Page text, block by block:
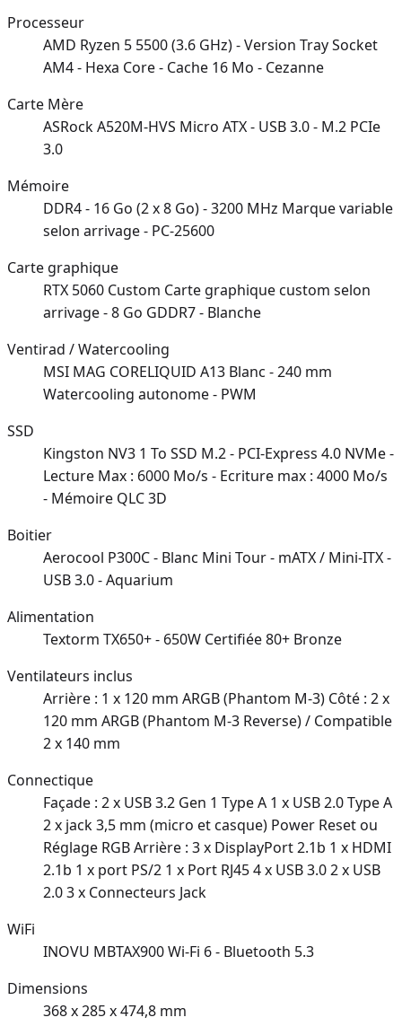
Processeur
AMD Ryzen 5 5500 (3.6 GHz) - Version Tray Socket
AM4 - Hexa Core - Cache 16 Mo - Cezanne
Carte Mère
ASRock A520M-HVS Micro ATX - USB 3.0 - M.2 PCIe
3.0
Mémoire
DDR4 - 16 Go (2 x 8 Go) - 3200 MHz Marque variable
selon arrivage - PC-25600
Carte graphique
RTX 5060 Custom Carte graphique custom selon
arrivage - 8 Go GDDR7 - Blanche
Ventirad / Watercooling
MSI MAG CORELIQUID A13 Blanc - 240 mm
Watercooling autonome - PWM
SSD
Kingston NV3 1 To SSD M.2 - PCI-Express 4.0 NVMe -
Lecture Max : 6000 Mo/s - Ecriture max : 4000 Mo/s
- Mémoire QLC 3D
Boitier
Aerocool P300C - Blanc Mini Tour - mATX / Mini-ITX -
USB 3.0 - Aquarium
Alimentation
Textorm TX650+ - 650W Certifiée 80+ Bronze
Ventilateurs inclus
Arrière : 1 x 120 mm ARGB (Phantom M-3) Côté : 2 x
120 mm ARGB (Phantom M-3 Reverse) / Compatible
2 x 140 mm
Connectique
Façade : 2 x USB 3.2 Gen 1 Type A 1 x USB 2.0 Type A
2 x jack 3,5 mm (micro et casque) Power Reset ou
Réglage RGB Arrière : 3 x DisplayPort 2.1b 1 x HDMI
2.1b 1 x port PS/2 1 x Port RJ45 4 x USB 3.0 2 x USB
2.0 3 x Connecteurs Jack
WiFi
INOVU MBTAX900 Wi-Fi 6 - Bluetooth 5.3
Dimensions
368 x 285 x 474,8 mm